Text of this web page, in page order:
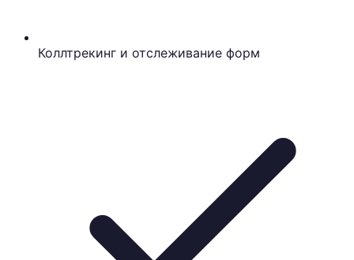
Коллтрекинг и отслеживание форм